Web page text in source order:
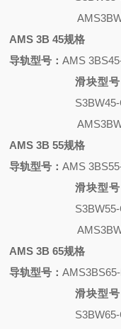
AMS 3B 45规格
导轨型号：AMS
滑块型号
S3BW45-
AMS 3B 55规格
导轨型号：AMS
滑块型号
S3BW55-
AMS 3B 65规格
导轨型号：
滑块型号